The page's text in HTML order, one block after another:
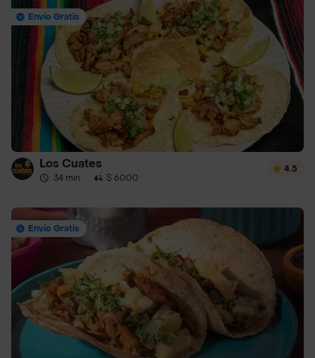
Envío Gratis
Los Cuates
34 min · $ 6000
4.5
Envío Gratis